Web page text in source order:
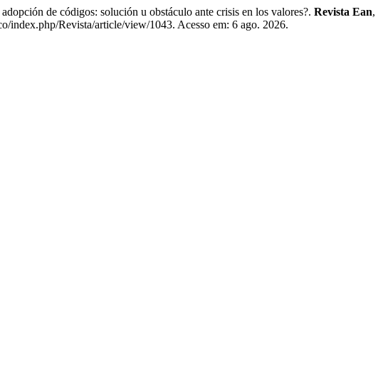
de códigos: solución u obstáculo ante crisis en los valores?. Revista Ean,
index.php/Revista/article/view/1043. Acesso em: 6 ago. 2026.